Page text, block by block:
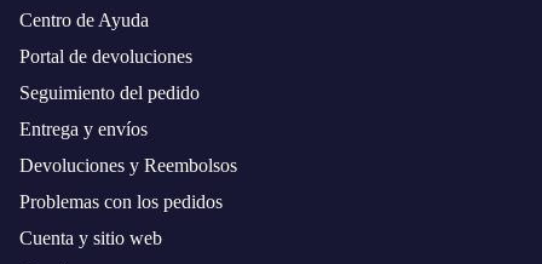
Centro de Ayuda
Portal de devoluciones
Seguimiento del pedido
Entrega y envíos
Devoluciones y Reembolsos
Problemas con los pedidos
Cuenta y sitio web